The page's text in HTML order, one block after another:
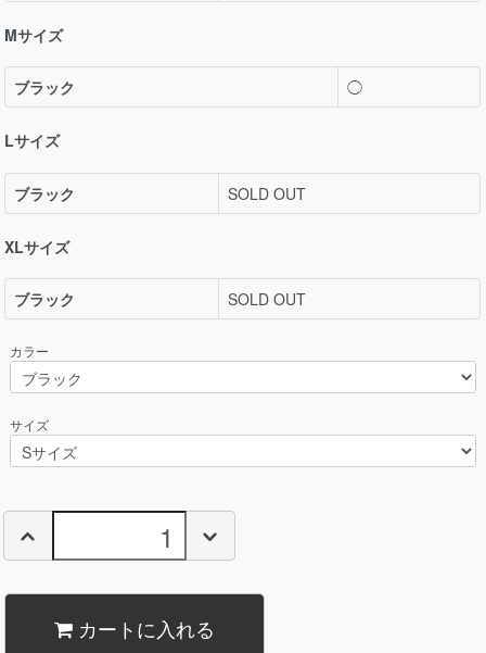
Mサイズ
ブラック ◯
Lサイズ
ブラック SOLD OUT
XLサイズ
ブラック SOLD OUT
カラー
サイズ
カートに入れる